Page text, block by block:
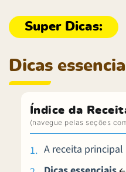
Dicas
Índice da
A receita principal